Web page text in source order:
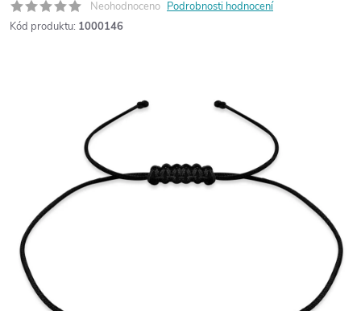
Neohodnoceno Podrobnosti hodnocení
Kód produktu: 1000146